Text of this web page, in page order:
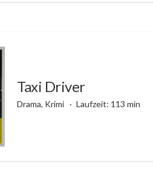
Taxi Driver
Drama, Krimi Laufzeit: 113 min